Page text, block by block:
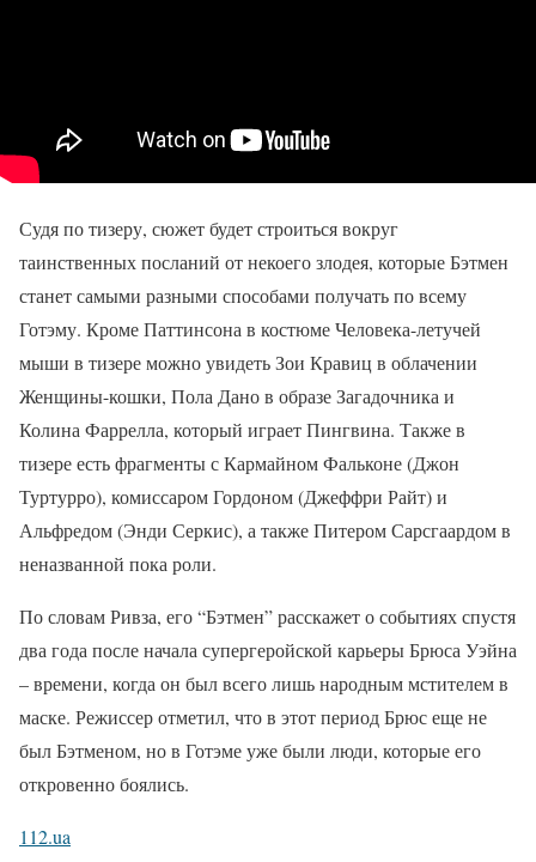
Судя по тизеру, сюжет будет строиться вокруг
таинственных посланий от некоего злодея, которые Бэтмен
станет самыми разными способами получать по всему
Готэму. Кроме Паттинсона в костюме Человека-летучей
мыши в тизере можно увидеть Зои Кравиц в облачении
Женщины-кошки, Пола Дано в образе Загадочника и
Колина Фаррелла, который играет Пингвина. Также в
тизере есть фрагменты с Кармайном Фальконе (Джон
Туртурро), комиссаром Гордоном (Джеффри Райт) и
Альфредом (Энди Серкис), а также Питером Сарсгаардом в
неназванной пока роли.
По словам Ривза, его “Бэтмен” расскажет о событиях спустя
два года после начала супергеройской карьеры Брюса Уэйна
– времени, когда он был всего лишь народным мстителем в
маске. Режиссер отметил, что в этот период Брюс еще не
был Бэтменом, но в Готэме уже были люди, которые его
откровенно боялись.
112.ua